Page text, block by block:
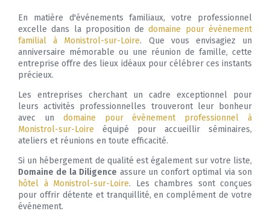
En matière d'événements familiaux, votre professionnel
excelle dans la proposition dedomaine pour évènement
familial à Monistrol-sur-Loire. Que vous envisagiez un
anniversaire mémorable ou une réunion de famille, cette
entreprise offre des lieux idéaux pour célébrer ces instants
précieux.
Les entreprises cherchant un cadre exceptionnel pour
leurs activités professionnelles trouveront leur bonheur
avec un domaine pour évènement professionnel à
Monistrol-sur-Loire équipé pour accueillir séminaires,
ateliers et réunions en toute efficacité.
Si un hébergement de qualité est également sur votre liste,
Domaine de la Diligence assure un confort optimal via son
hôtel à Monistrol-sur-Loire. Les chambres sont conçues
pour offrir détente et tranquillité, en complément de votre
événement.